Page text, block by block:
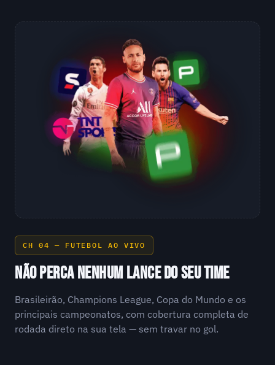
CH 04 — FUTEBOL AO VIVO
NÃO PERCA NENHUM LANCE DO SEU TIME
Brasileirão, Champions League, Copa do Mundo e os
principais campeonatos, com cobertura completa de
rodada direto na sua tela — sem travar no gol.